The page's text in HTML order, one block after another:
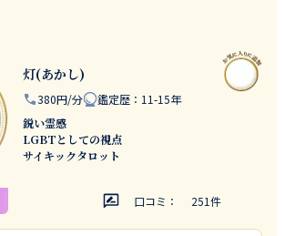
灯(あかし)
380円/分 鑑定歴 ： 11-15年
鋭い霊感
LGBTとしての視点
サイキックタロット
口コミ： 251件